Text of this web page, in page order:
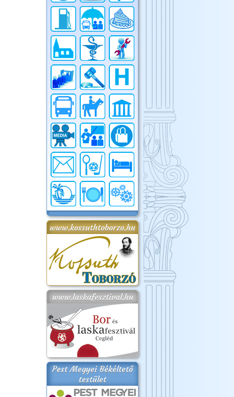
www.kossuthtoborzo.hu
www.laskafesztival.hu
Pest Megyei Békéltető
testület